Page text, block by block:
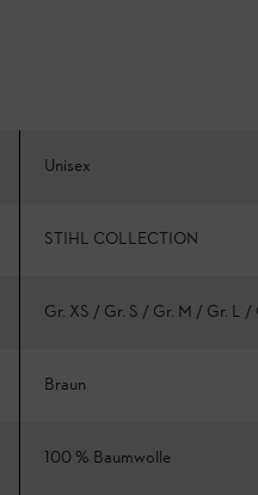
Unisex
STIHL COLLECTION
Gr. XS / Gr. S / Gr. M / Gr. L
Braun
100 % Baumwolle